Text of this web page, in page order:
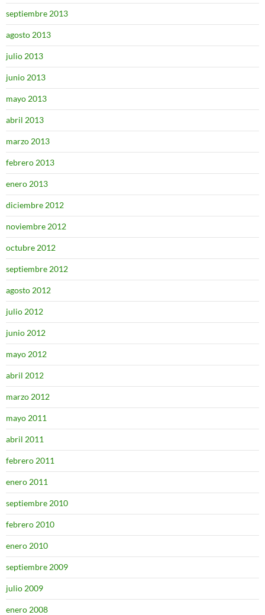
septiembre 2013
agosto 2013
julio 2013
junio 2013
mayo 2013
abril 2013
marzo 2013
febrero 2013
enero 2013
diciembre 2012
noviembre 2012
octubre 2012
septiembre 2012
agosto 2012
julio 2012
junio 2012
mayo 2012
abril 2012
marzo 2012
mayo 2011
abril 2011
febrero 2011
enero 2011
septiembre 2010
febrero 2010
enero 2010
septiembre 2009
julio 2009
enero 2008